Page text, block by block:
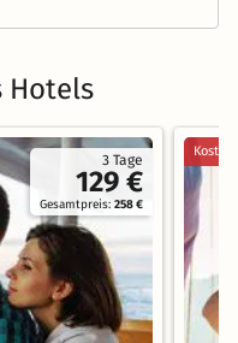
Hotels
3 Tage
129 €
Gesamtpreis:258 €